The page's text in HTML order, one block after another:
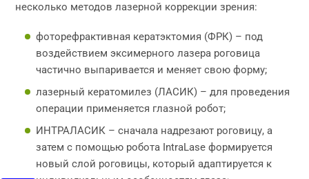
несколько методов лазерной коррекции зрения:
фоторефрактивная кератэктомия (ФРК) – под
воздействием эксимерного лазера роговица
частично выпаривается и меняет свою форму;
лазерный кератомилез (ЛАСИК) – для проведения
операции применяется глазной робот;
ИНТРАЛАСИК – сначала надрезают роговицу, а
затем с помощью робота IntraLase формируется
новый слой роговицы, который адаптируется к